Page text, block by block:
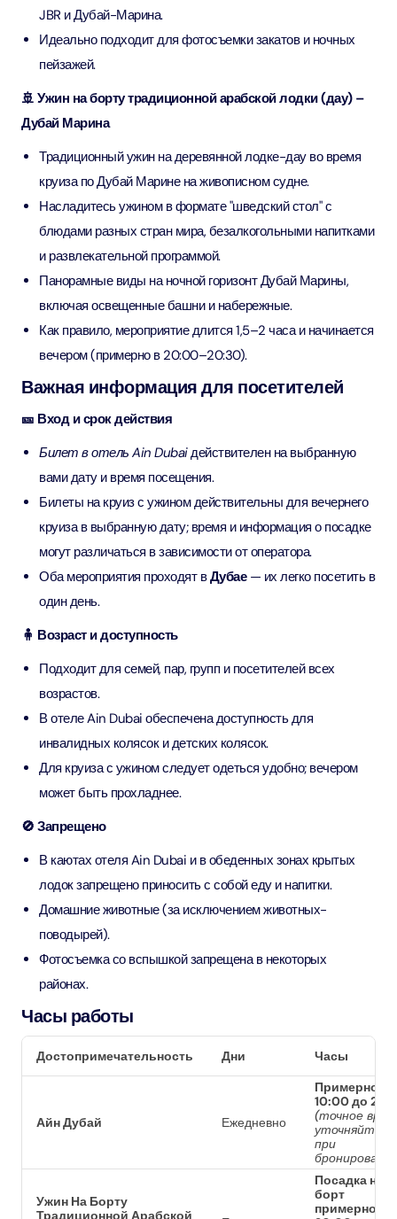
JBR и Дубай-Марина.
Идеально подходит для фотосъемки закатов и ночных
пейзажей.
🚢 Ужин на борту традиционной арабской лодки (дау) –
Дубай Марина
Традиционный ужин на деревянной лодке-дау во время
круиза по Дубай Марине на живописном судне.
Насладитесь ужином в формате "шведский стол" с
блюдами разных стран мира, безалкогольными напитками
и развлекательной программой.
Панорамные виды на ночной горизонт Дубай Марины,
включая освещенные башни и набережные.
Как правило, мероприятие длится 1,5–2 часа и начинается
вечером (примерно в 20:00–20:30).
Важная информация для посетителей
🎫 Вход и срок действия
Билет в отель Ain Dubaiдействителен на выбранную
вами дату и время посещения.
Билеты на круиз с ужином действительны для вечернего
круиза в выбранную дату; время и информация о посадке
могут различаться в зависимости от оператора.
Оба мероприятия проходят вДубае— их легко посетить в
один день.
🧍 Возраст и доступность
Подходит для семей, пар, групп и посетителей всех
возрастов.
В отеле Ain Dubai обеспечена доступность для
инвалидных колясок и детских колясок.
Для круиза с ужином следует одеться удобно; вечером
может быть прохладнее.
🚫 Запрещено
В каютах отеля Ain Dubai и в обеденных зонах крытых
лодок запрещено приносить с собой еду и напитки.
Домашние животные (за исключением животных-
поводырей).
Фотосъемка со вспышкой запрещена в некоторых
районах.
Часы работы
Достопримечательность Дни Часы
Айн Дубай Ежедневно
Примерно с
10:00 до
(точное
уточняйте
при
Ужин На Борту
Традиционной Арабской
Посадка на
борт
примерно с